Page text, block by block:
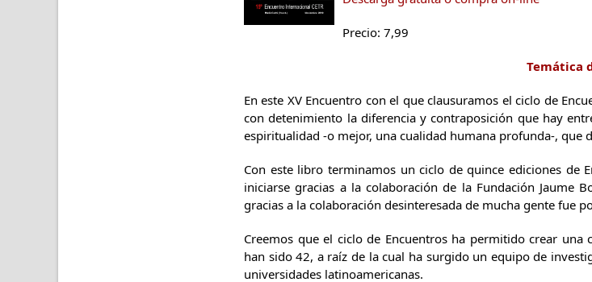
Precio: 7,99
Temática
En este XV Encuentro con el que clausuramos el ciclo de
con detenimiento la diferencia y contraposición que hay
espiritualidad -o mejor, una cualidad humana profunda-, que
Con este libro terminamos un ciclo de quince ediciones de
iniciarse gracias a la colaboración de la Fundación Jaume
gracias a la colaboración desinteresada de mucha gente fue
Creemos que el ciclo de Encuentros ha permitido crear
han sido 42, a raíz de la cual ha surgido un equipo de
universidades latinoamericanas.